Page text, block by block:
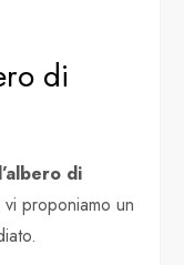
di
l’albero di
proponiamo un